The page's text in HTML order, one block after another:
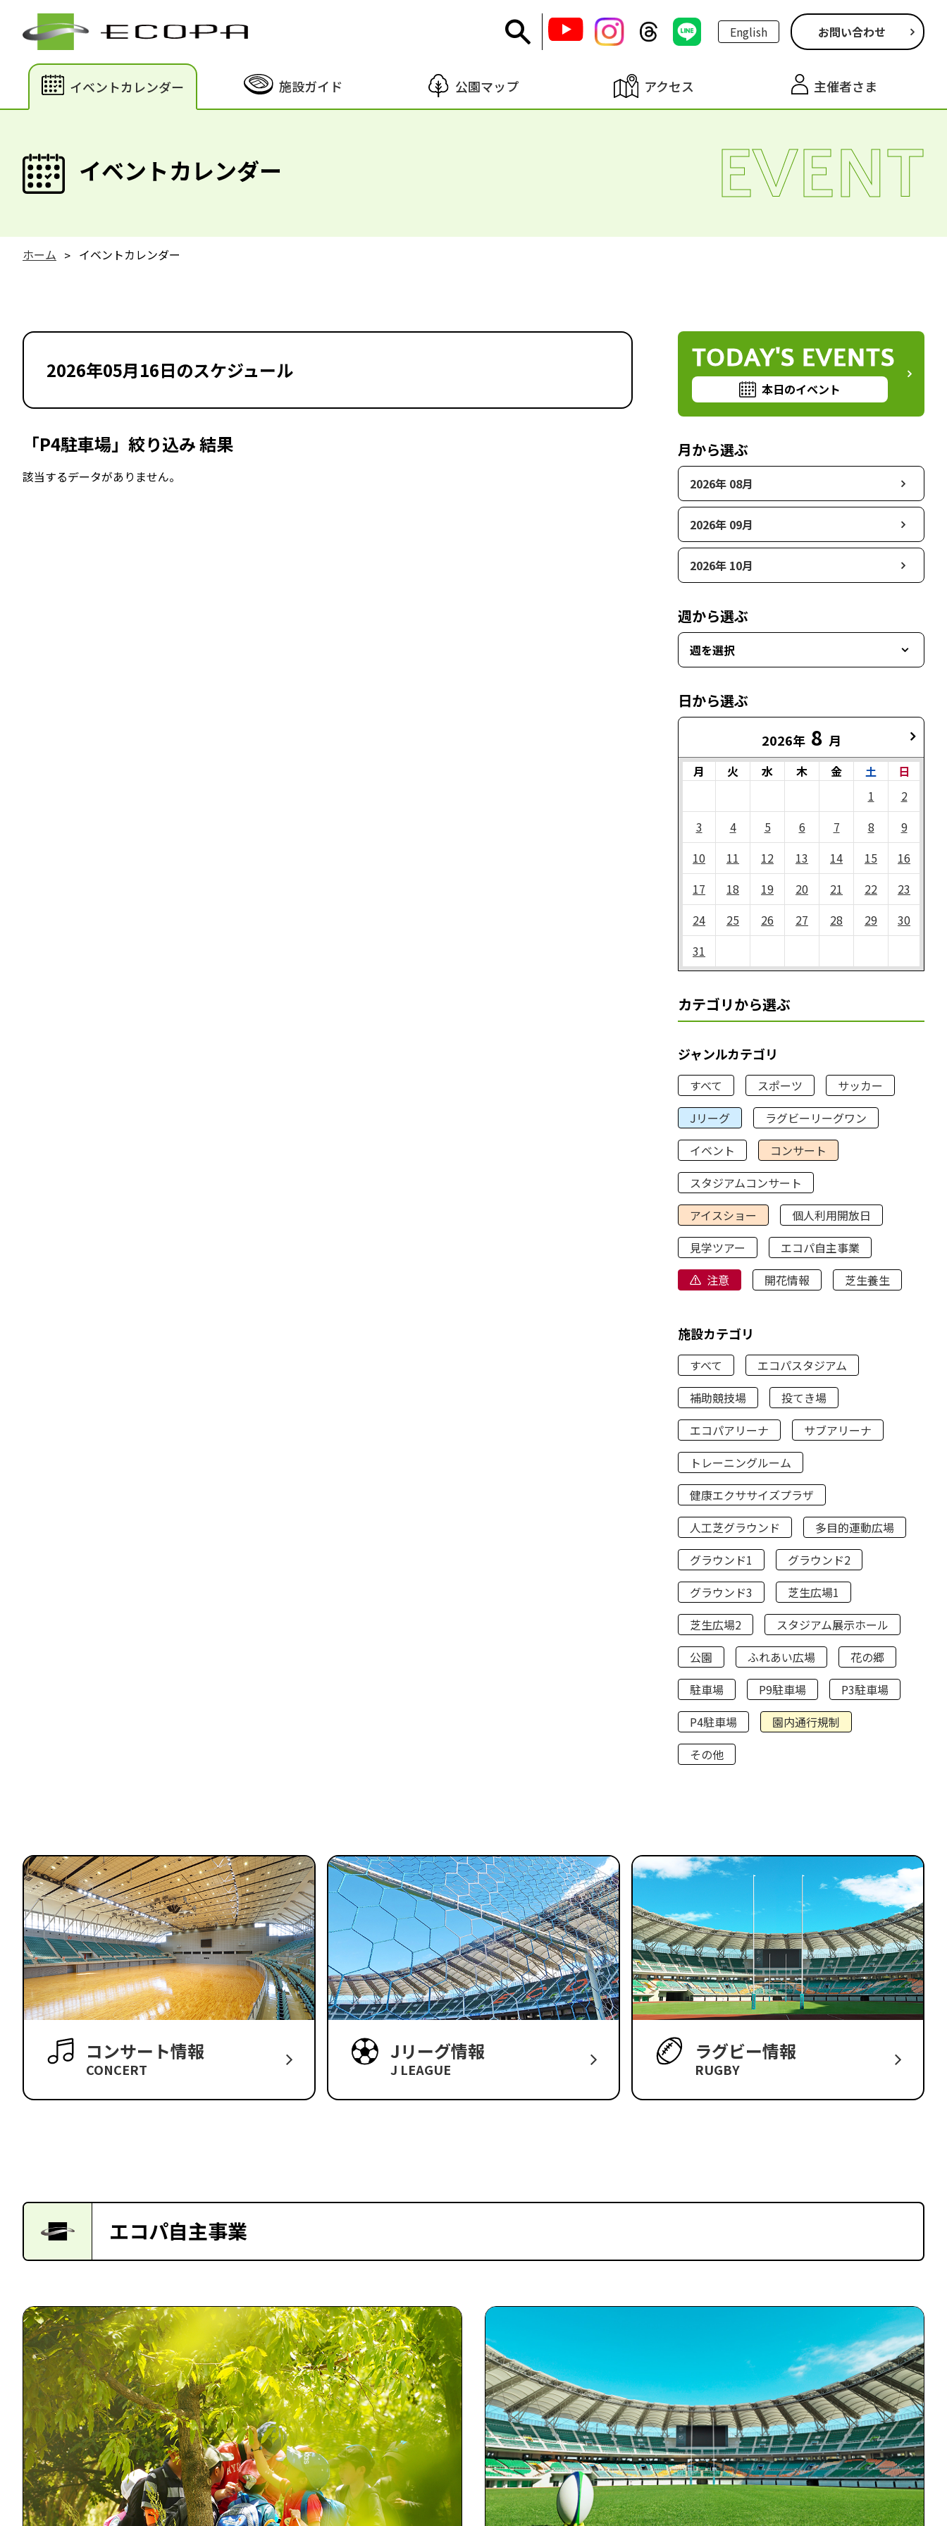
English お問い合わせ
イベントカレンダー 施設ガイド 公園マップ アクセス 主催者さま
イベントカレンダー EVENT
ホーム イベントカレンダー
2026年05月16日のスケジュール
「P4駐車場」絞り込み 結果
該当するデータがありません。
TODAY'S EVENTS
本日のイベント
月から選ぶ
2026年 08月
2026年 09月
2026年 10月
週から選ぶ
週を選択
日から選ぶ
2026年 8 月
月 火 水 木 金 土
日
1
2
3
4 5 6 7 8
9
10
11 12 13 14 15
16
17
18 19 20 21 22
23
24
25 26 27 28 29
30
31
カテゴリから選ぶ
ジャンルカテゴリ
すべて スポーツ
サッカー
Jリーグ
ラグビーリーグワン
イベント
コンサート
スタジアムコンサート
アイスショー
個人利用開放日
見学ツアー
エコパ自主事業
注意
開花情報 芝生養生
施設カテゴリ
すべて
エコパスタジアム
補助競技場
投てき場
エコパアリーナ
サブアリーナ
トレーニングルーム
健康エクササイズプラザ
人工芝グラウンド
多目的運動広場
グラウンド1
グラウンド2
グラウンド3
芝生広場1
芝生広場2
スタジアム展示ホール
公園
ふれあい広場
花の郷
駐車場
P9駐車場
P3駐車場
P4駐車場
園内通行規制
その他
コンサート情報
CONCERT
Jリーグ情報
J LEAGUE
ラグビー情報
RUGBY
エコパ自主事業